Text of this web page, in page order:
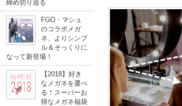
締め切り迫る
FGO・マシュ
のコラボメガ
ネ、よりシンプ
ル＆そっくりに
なって新登場！
【2018】好き
なメガネを選べ
る！スーパーお
得なメガネ福袋